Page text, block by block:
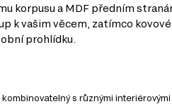
korpusu a MDF předním
k vašim věcem, zatímco
prohlídku.
s různými interiérovými